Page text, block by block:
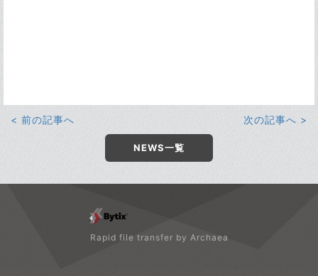
< 前の記事へ 次の記事へ >
NEWS一覧
Rapid file transfer by Archaea